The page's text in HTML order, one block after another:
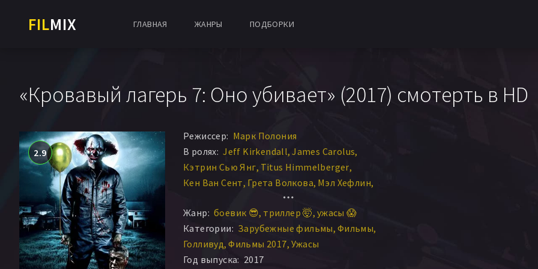
FILMIX ГЛАВНАЯ ЖАНРЫ ПОДБОРКИ
«Кровавый лагерь 7: Оно убивает» (2017) смотерть в HD
2.9
Режиссер: Марк Полония
В ролях: Jeff Kirkendall James Carolus
Кэтрин Сью Янг Titus Himmelberger
Кен Ван Сент Грета Волкова Мэл Хефлин
Wyatt Wood
Дженни Руссо
Жанр: боевик 😎 триллер 🤯 ужасы 😱
Категории: Зарубежные фильмы Фильмы
Голливуд Фильмы 2017 Ужасы
Год выпуска: 2017